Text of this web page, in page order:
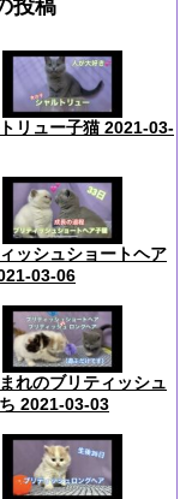
投稿
リュー子猫 2021-03-
ッシュショートヘア
03-06
れのブリティッシュ
2021-03-03